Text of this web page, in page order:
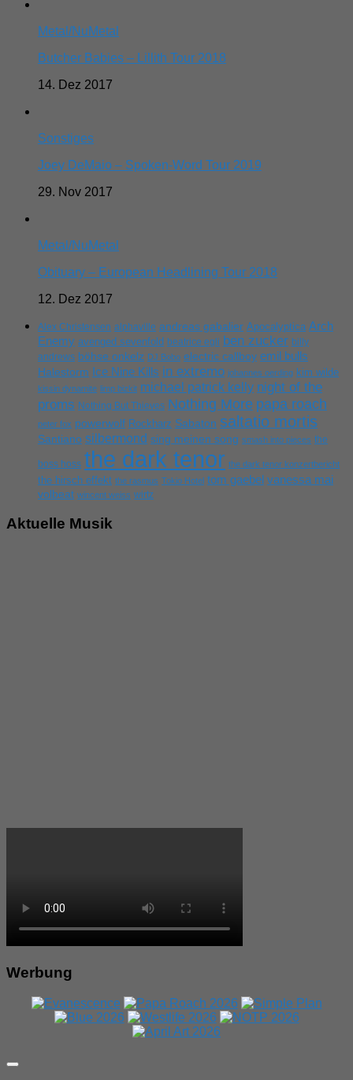
Metal/NuMetal
Butcher Babies – Lillith Tour 2018
14. Dez 2017
Sonstiges
Joey DeMaio – Spoken-Word Tour 2019
29. Nov 2017
Metal/NuMetal
Obituary – European Headlining Tour 2018
12. Dez 2017
Alex Christensen alphaville andreas gabalier Apocalyptica Arch
Enemy avenged sevenfold beatrice egli ben zucker billy
andrews böhse onkelz DJ Bobo electric callboy emil bulls
Halestorm Ice Nine Kills in extremo johannes oerding kim wilde
kissin dynamite limp bizkit michael patrick kelly night of the
proms Nothing But Thieves Nothing More papa roach
peter fox powerwolf Rockharz Sabaton saltatio mortis
Santiano silbermond sing meinen song smash into pieces the
boss hoss the dark tenor the dark tenor konzertbericht
the hirsch effekt the rasmus Tokio Hotel tom gaebel vanessa mai
volbeat wincent weiss wirtz
Aktuelle Musik
Werbung
Expand